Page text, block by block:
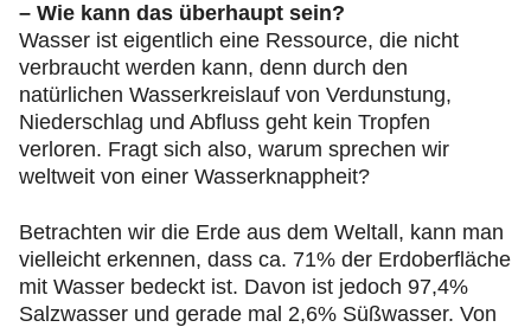
– Wie kann das überhaupt sein?
Wasser ist eigentlich eine Ressource, die nicht
verbraucht werden kann, denn durch den
natürlichen Wasserkreislauf von Verdunstung,
Niederschlag und Abfluss geht kein Tropfen
verloren. Fragt sich also, warum sprechen wir
weltweit von einer Wasserknappheit?
Betrachten wir die Erde aus dem Weltall, kann man
vielleicht erkennen, dass ca. 71% der Erdoberfläche
mit Wasser bedeckt ist. Davon ist jedoch 97,4%
Salzwasser und gerade mal 2,6% Süßwasser. Von